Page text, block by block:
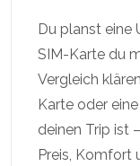
Du planst eine
SIM-Karte du
Vergleich
Karte oder
deinen Trip ist
Preis, Komfort